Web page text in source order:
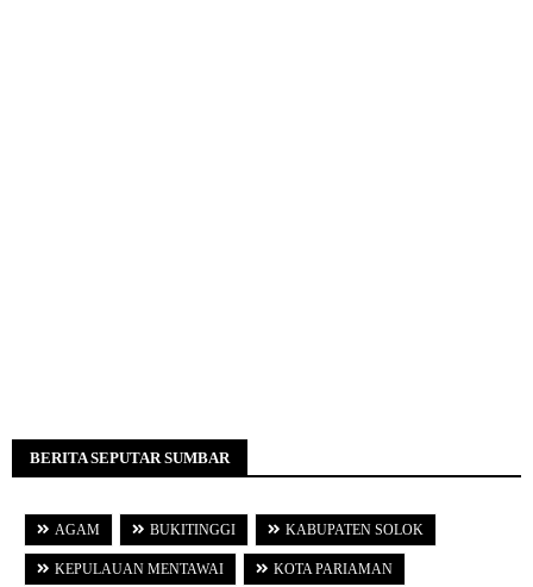
BERITA SEPUTAR SUMBAR
AGAM BUKITINGGI KABUPATEN SOLOK
KEPULAUAN MENTAWAI KOTA PARIAMAN